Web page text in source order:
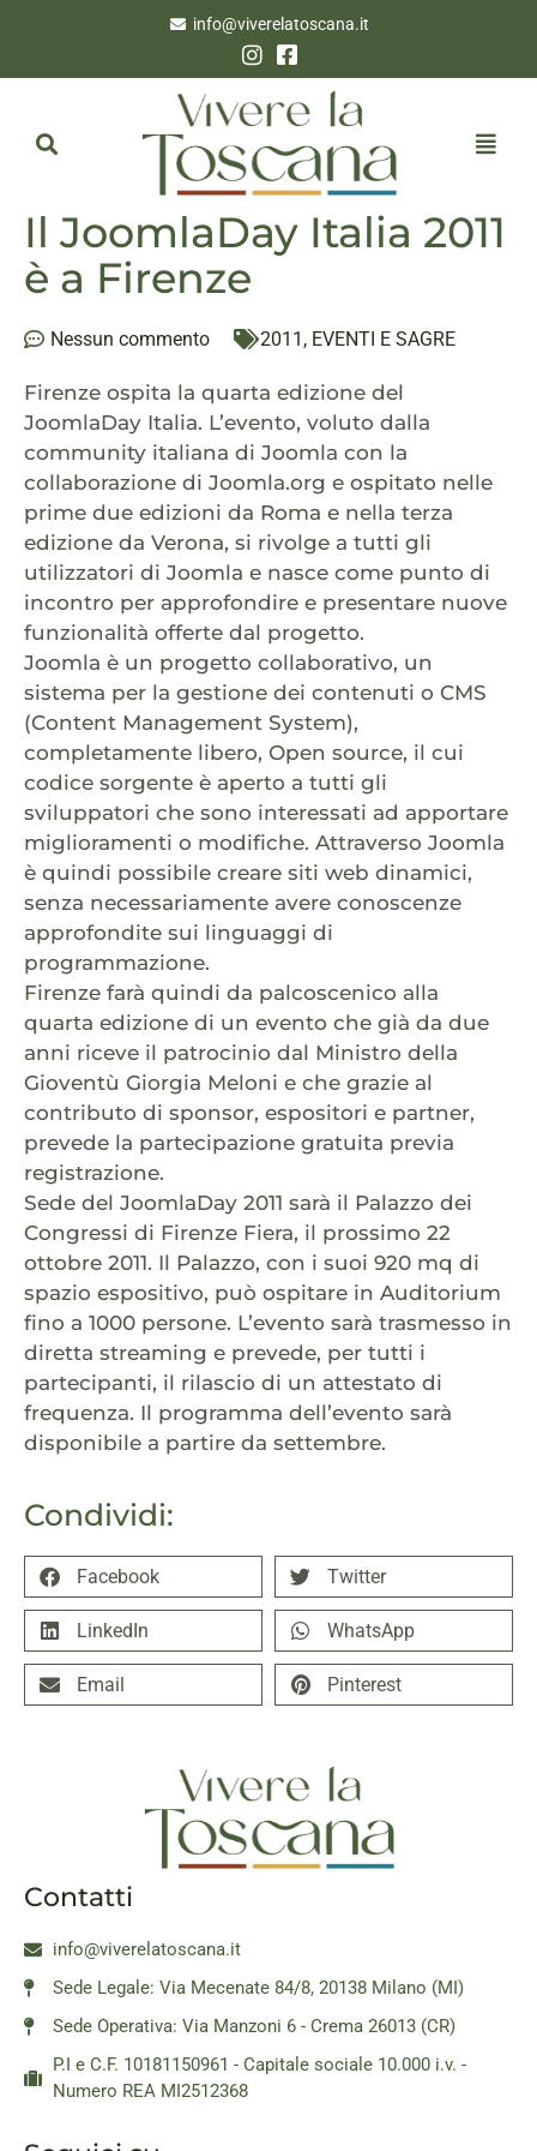
info@viverelatoscana.it
Condividi:
Facebook Twitter
LinkedIn WhatsApp
Email Pinterest
Il JoomlaDay Italia 2011
è a Firenze
Nessun commento 2011 , EVENTI E SAGRE
Firenze ospita la quarta edizione del
JoomlaDay Italia. L’evento, voluto dalla
community italiana di Joomla con la
collaborazione di Joomla.org e ospitato nelle
prime due edizioni da Roma e nella terza
edizione da Verona, si rivolge a tutti gli
utilizzatori di Joomla e nasce come punto di
incontro per approfondire e presentare nuove
funzionalità offerte dal progetto.
Joomla è un progetto collaborativo, un
sistema per la gestione dei contenuti o CMS
(Content Management System),
completamente libero, Open source, il cui
codice sorgente è aperto a tutti gli
sviluppatori che sono interessati ad apportare
miglioramenti o modifiche. Attraverso Joomla
è quindi possibile creare siti web dinamici,
senza necessariamente avere conoscenze
approfondite sui linguaggi di
programmazione.
Firenze farà quindi da palcoscenico alla
quarta edizione di un evento che già da due
anni riceve il patrocinio dal Ministro della
Gioventù Giorgia Meloni e che grazie al
contributo di sponsor, espositori e partner,
prevede la partecipazione gratuita previa
registrazione.
Sede del JoomlaDay 2011 sarà il Palazzo dei
Congressi di Firenze Fiera, il prossimo 22
ottobre 2011. Il Palazzo, con i suoi 920 mq di
spazio espositivo, può ospitare in Auditorium
fino a 1000 persone. L’evento sarà trasmesso in
diretta streaming e prevede, per tutti i
partecipanti, il rilascio di un attestato di
frequenza. Il programma dell’evento sarà
disponibile a partire da settembre.
Contatti
info@viverelatoscana.it
Sede Legale: Via Mecenate 84/8, 20138 Milano (MI)
Sede Operativa: Via Manzoni 6 - Crema 26013 (CR)
P.I e C.F. 10181150961 - Capitale sociale 10.000 i.v. -
Numero REA MI2512368